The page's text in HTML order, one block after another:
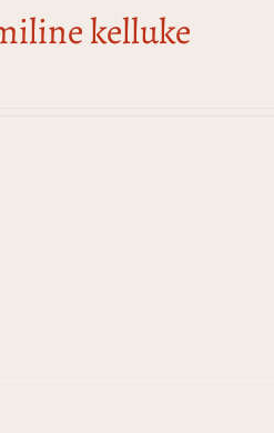
kelluke